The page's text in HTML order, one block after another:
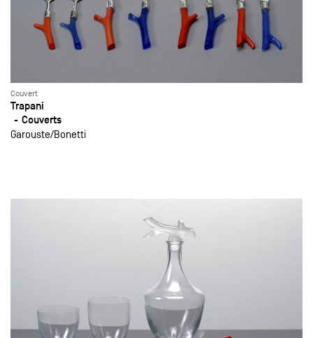
Couvert
Trapani
Couverts
Garouste Bonetti